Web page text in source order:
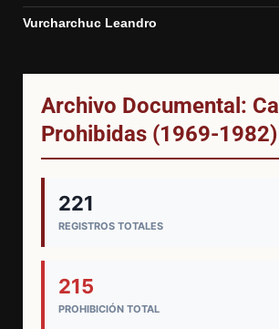
Vurcharchuc Leandro
Archivo Documental:
Prohibidas (1969-1982)
221
REGISTROS TOTALES
215
PROHIBICIÓN TOTAL